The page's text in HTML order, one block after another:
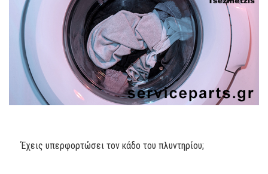
Έχεις υπερφορτώσει τον κάδο του πλυντηρίου;